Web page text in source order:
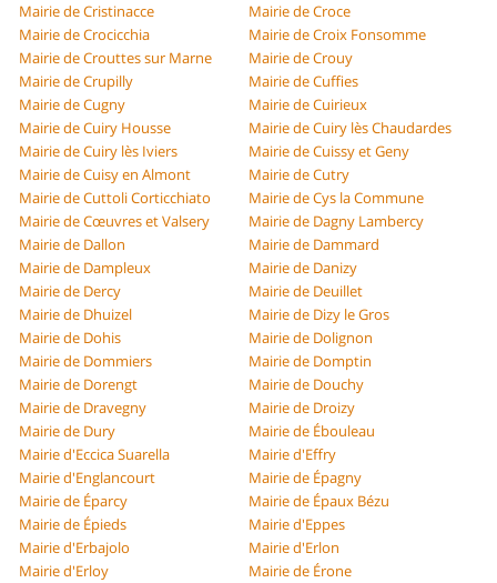
Mairie de Cristinacce
Mairie de Croce
Mairie de Crocicchia
Mairie de Croix Fonsomme
Mairie de Crouttes sur Marne
Mairie de Crouy
Mairie de Crupilly
Mairie de Cuffies
Mairie de Cugny
Mairie de Cuirieux
Mairie de Cuiry Housse
Mairie de Cuiry lès Chaudardes
Mairie de Cuiry lès Iviers
Mairie de Cuissy et Geny
Mairie de Cuisy en Almont
Mairie de Cutry
Mairie de Cuttoli Corticchiato
Mairie de Cys la Commune
Mairie de Cœuvres et Valsery
Mairie de Dagny Lambercy
Mairie de Dallon
Mairie de Dammard
Mairie de Dampleux
Mairie de Danizy
Mairie de Dercy
Mairie de Deuillet
Mairie de Dhuizel
Mairie de Dizy le Gros
Mairie de Dohis
Mairie de Dolignon
Mairie de Dommiers
Mairie de Domptin
Mairie de Dorengt
Mairie de Douchy
Mairie de Dravegny
Mairie de Droizy
Mairie de Dury
Mairie de Ébouleau
Mairie d'Eccica Suarella
Mairie d'Effry
Mairie d'Englancourt
Mairie de Épagny
Mairie de Éparcy
Mairie de Épaux Bézu
Mairie de Épieds
Mairie d'Eppes
Mairie d'Erbajolo
Mairie d'Erlon
Mairie d'Erloy
Mairie de Érone